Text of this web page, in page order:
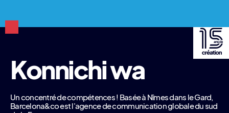
Un concentré de compétences ! Basée à Nîmes dans le Gard,
Barcelona&co est l'agence de communication globale du sud